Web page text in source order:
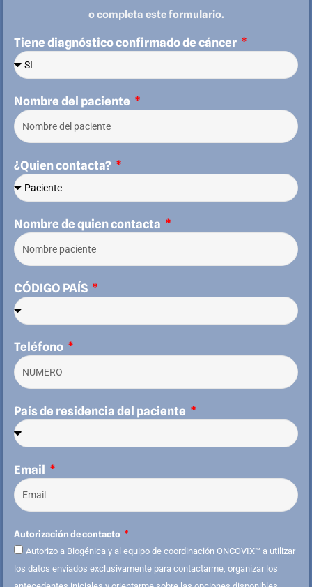
o completa este formulario.
Tiene diagnóstico confirmado de cáncer
Nombre del paciente
¿Quien contacta?
Nombre de quien contacta
CÓDIGO PAÍS
Teléfono
País de residencia del paciente
Email
Autorización de contacto
Autorizo a Biogénica y al equipo de coordinación ONCOVIX™ a utilizar
los datos enviados exclusivamente para contactarme, organizar los